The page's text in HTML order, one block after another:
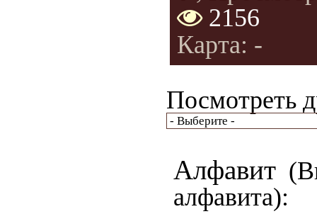
2156
Карта: -
Посмотреть
Алфавит
алфавита):